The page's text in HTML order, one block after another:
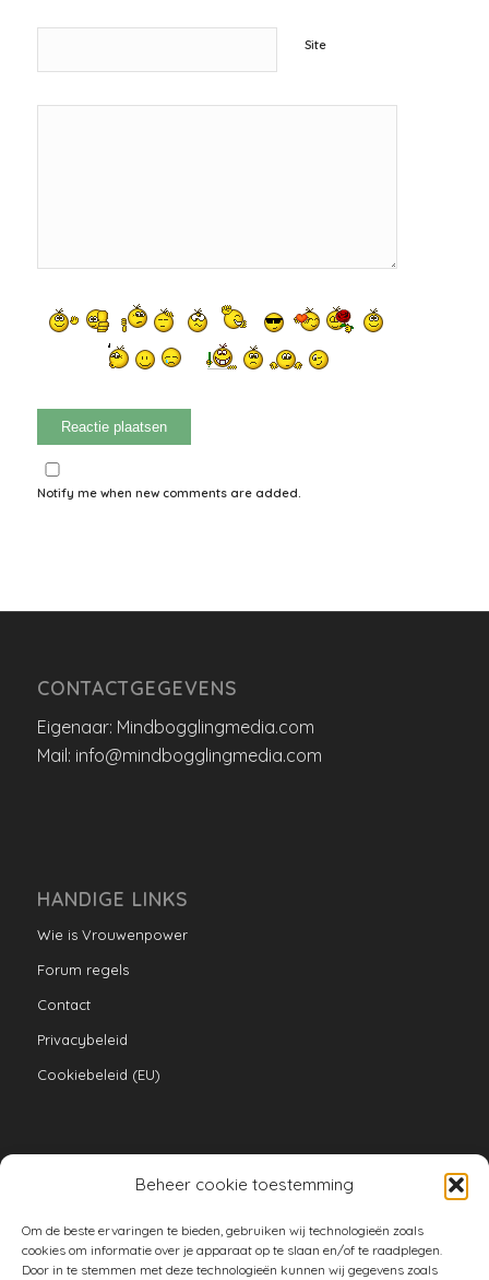
Beheer cookie toestemming
Om de beste ervaringen te bieden, gebruiken wij technologieën zoals
cookies om informatie over je apparaat op te slaan en/of te raadplegen.
Door in te stemmen met deze technologieën kunnen wij gegevens zoals
Site
Notify me when new comments are added.
CONTACTGEGEVENS
Eigenaar: Mindbogglingmedia.com
Mail: info@mindbogglingmedia.com
HANDIGE LINKS
Wie is Vrouwenpower
Forum regels
Contact
Privacybeleid
Cookiebeleid (EU)
armoe keuken